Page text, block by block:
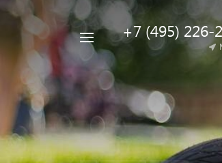
в каталоге
Найти
Например,
коляска
для
двойни
+7 (495) 226-